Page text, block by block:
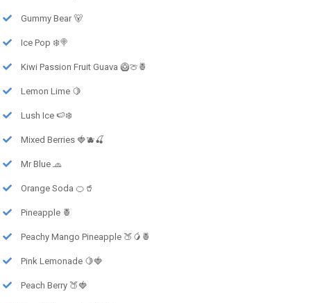
Gummy Bear 🐻
Ice Pop ❄️🍭
Kiwi Passion Fruit Guava 🥝🍈🍍
Lemon Lime 🍋
Lush Ice 🍉❄️
Mixed Berries 🍓🫐🍒
Mr Blue 🧢
Orange Soda 🍊🥤
Pineapple 🍍
Peachy Mango Pineapple 🍑🥭🍍
Pink Lemonade 🍋🍓
Peach Berry 🍑🍓